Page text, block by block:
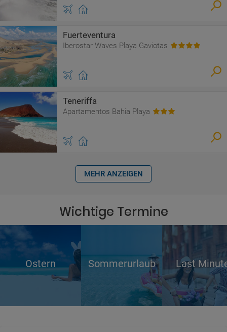
Fuerteventura
Iberostar Waves Playa Gaviotas
Teneriffa
Apartamentos Bahia Playa
MEHR ANZEIGEN
Wichtige Termine
Ostern Sommerurlaub Last